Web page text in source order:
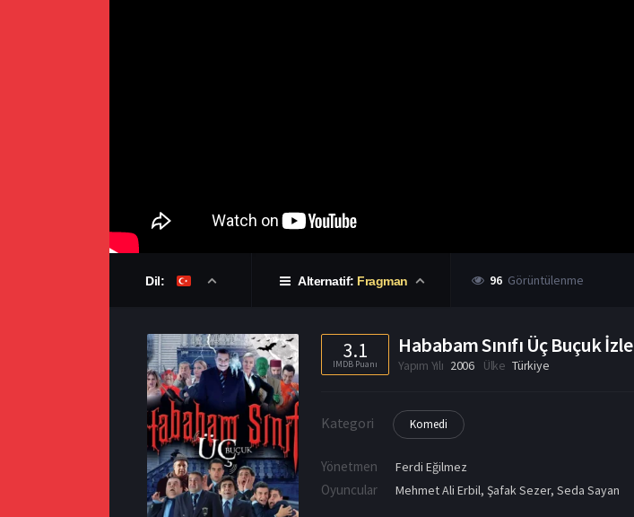
Dil: Alternatif: Fragman 96 Görüntülenme
3.1
IMDB Puanı
Hababam Sınıfı Üç Buçuk İzle
Yapım Yılı 2006 Ülke Türkiye
Kategori Komedi
Yönetmen Ferdi Eğilmez
Oyuncular Mehmet Ali Erbil,Şafak Sezer,Seda Sayan